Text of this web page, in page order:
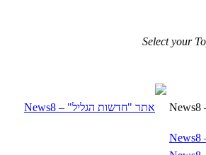
Select your